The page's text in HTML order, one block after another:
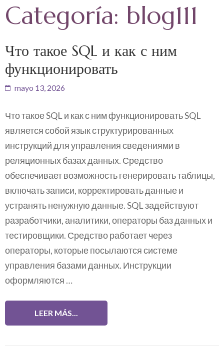
Categoría: blog111
Что такое SQL и как с ним
функционировать
mayo 13, 2026
Что такое SQL и как с ним функционировать SQL
является собой язык структурированных
инструкций для управления сведениями в
реляционных базах данных. Средство
обеспечивает возможность генерировать таблицы,
включать записи, корректировать данные и
устранять ненужную данные. SQL задействуют
разработчики, аналитики, операторы баз данных и
тестировщики. Средство работает через
операторы, которые посылаются системе
управления базами данных. Инструкции
оформляются …
LEER MÁS...